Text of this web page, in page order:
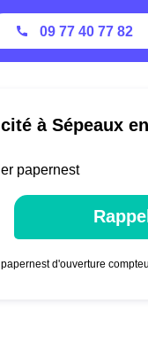
09 77 40 77 82
à Sépeaux
papernest
d'ouverture